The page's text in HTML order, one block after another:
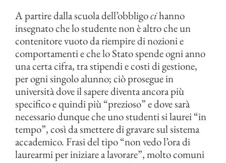
A partire dalla scuola dell’obbligocihanno
insegnato che lo studente non è altro che un
contenitore vuoto da riempire di nozioni e
comportamenti e che lo Stato spende ogni anno
una certa cifra, tra stipendi e costi di gestione,
per ogni singolo alunno; ciò prosegue in
università dove il sapere diventa ancora più
specifico e quindi più “prezioso” e dove sarà
necessario dunque che uno studenti si laurei “in
tempo”, così da smettere di gravare sul sistema
accademico. Frasi del tipo “non vedo l’ora di
laurearmi per iniziare a lavorare”, molto comuni